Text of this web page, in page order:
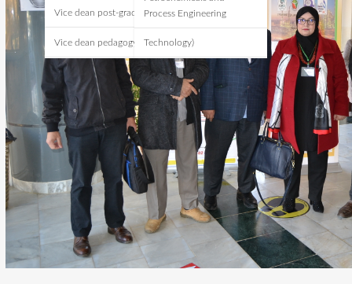
Vice dean post-graduate
Vice dean pedagogy
Process Engineering
Technology)